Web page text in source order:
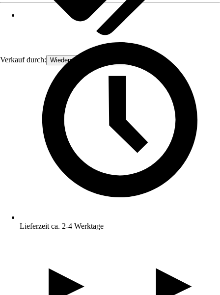
Verkauf durch: Wiedemanns Drechslertreff
Lieferzeit ca. 2-4 Werktage